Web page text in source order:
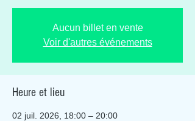
Aucun billet en vente
Voir d'autres événements
Heure et lieu
02 juil. 2026, 18:00 – 20:00